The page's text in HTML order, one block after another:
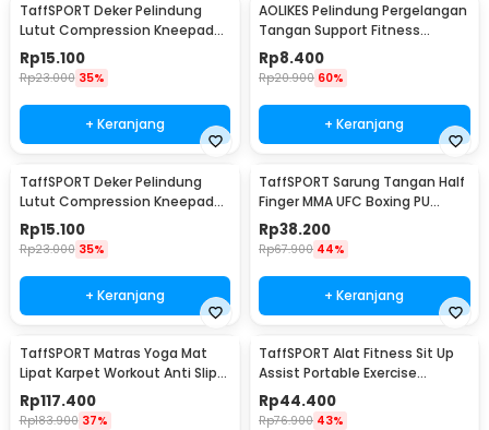
TaffSPORT Deker Pelindung
Lutut Compression Kneepad
Gym Fitness 1 PCS L - SS7
Rp15.100
Rp23.000 35%
+ Keranjang
AOLIKES Pelindung Pergelangan
Tangan Support Fitness
Olahraga - 1526
Rp8.400
Rp20.900 60%
+ Keranjang
TaffSPORT Deker Pelindung
Lutut Compression Kneepad
Gym Fitness 1 PCS XL - SS7
Rp15.100
Rp23.000 35%
+ Keranjang
TaffSPORT Sarung Tangan Half
Finger MMA UFC Boxing PU
Leather Gloves - FE-BO0027
Rp38.200
Rp67.900 44%
+ Keranjang
TaffSPORT Matras Yoga Mat
Lipat Karpet Workout Anti Slip
TPE 183x61cm - PROlite 60
Rp117.400
Rp183.900 37%
TaffSPORT Alat Fitness Sit Up
Assist Portable Exercise
Equipment - CM001
Rp44.400
Rp76.900 43%